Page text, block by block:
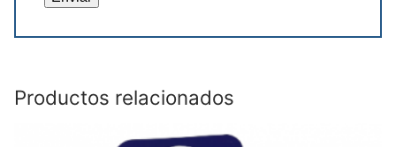
Productos relacionados